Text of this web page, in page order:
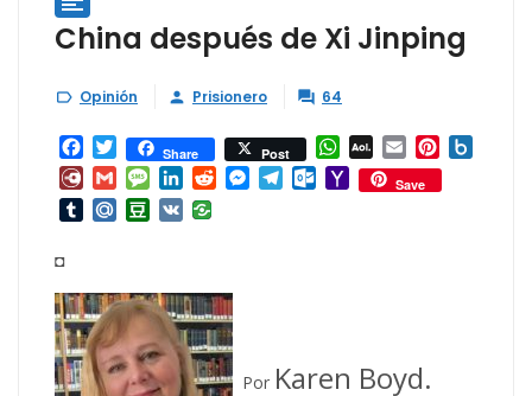
China después de Xi Jinping
 Opinión  Prisionero  64
Facebook
TwitterShare Post WhatsApp
AOL
Mail
Email Pinterest
Diary.RuGmailMessage
LinkedInRedditMessenger
TelegramOutlook.com
YahooSave
TumblrMail.RuDouban
VK
◘
Por Karen Boyd.